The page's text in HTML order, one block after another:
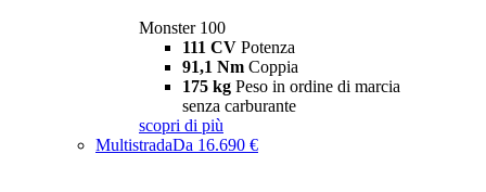
Monster 100
111 CV Potenza
91,1 Nm Coppia
175 kg Peso in ordine di marcia
senza carburante
scopri di più
MultistradaDa 16.690 €